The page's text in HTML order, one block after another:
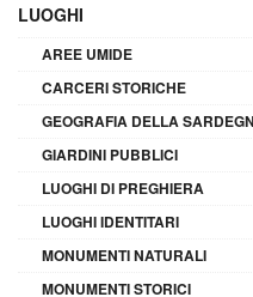
LUOGHI
AREE UMIDE
CARCERI STORICHE
GEOGRAFIA DELLA
GIARDINI PUBBLICI
LUOGHI DI PREGHIERA
LUOGHI IDENTITARI
MONUMENTI NATURALI
MONUMENTI STORICI